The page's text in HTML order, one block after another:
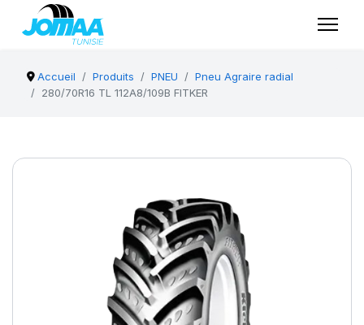
Accueil Produits PNEU
Pneu Agraire radial
280/70R16 TL 112A8/109B FITKER